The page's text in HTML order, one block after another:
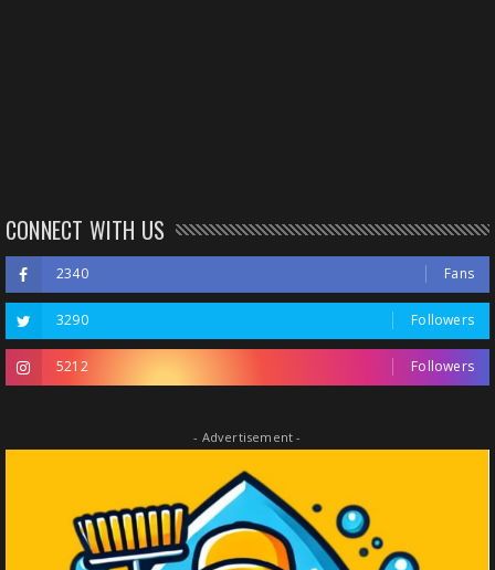
CONNECT WITH US
2340 Fans
3290 Followers
5212 Followers
- Advertisement -